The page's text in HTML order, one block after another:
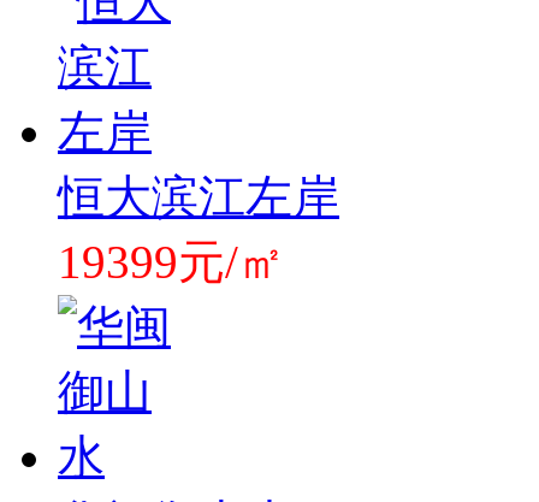
恒大滨江左岸
19399元/㎡